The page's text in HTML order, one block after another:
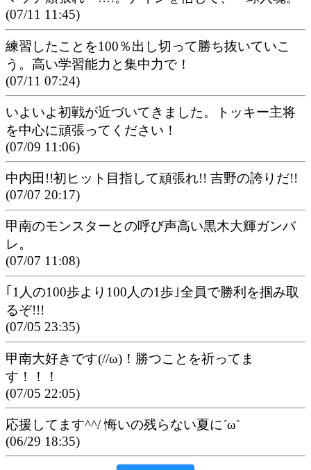
(07/11 11:45)
練習したことを100％出し切って勝ち抜いていこ
う。高い学習能力と集中力で！
(07/11 07:24)
いよいよ初戦が近づいてきました。トッキー主将
を中心に頑張ってください！
(07/09 11:06)
中内田!!初ヒット目指して頑張れ!! 吉野の誇りだ!!
(07/07 20:17)
甲南のモンスターとの呼び声高い黒木大輝ガンバ
レ。
(07/07 11:08)
｢1人の100歩より100人の1歩｣全員で勝利を掴み取
るぞ!!!
(07/05 23:35)
甲南大好きです(//ω)！勝つことを祈ってま
す！！！
(07/05 22:05)
応援してます^^/ 悔いの残らない夏に´ω`
(06/29 18:35)